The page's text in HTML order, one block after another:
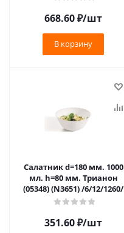
668.60₽/шт
В корзину
Салатник d=180 мм. 1000
мл. h=80 мм. Трианон
(05348) (N3651) /6/12/1260/
351.60₽/шт